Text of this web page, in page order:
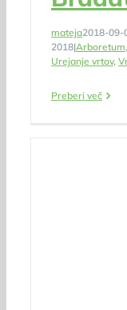
mateja2018-09-
2018|Arboretum,
Urejanje vrtov,
Preberi več